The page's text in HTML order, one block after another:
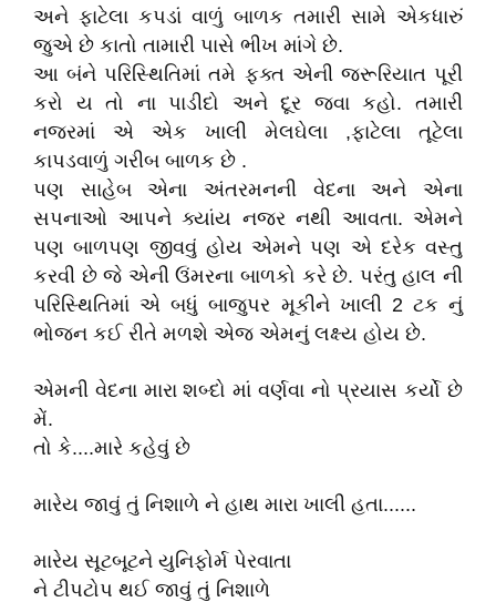
અને ફાટેલા કપડાં વાળું બાળક તમારી સામે એકધારું
જુએ છે કાતો તામારી પાસે ભીખ માંગે છે.
આ બંને પરિસ્થિતિમાં તમે ફક્ત એની જરૂરિયાત પૂરી
કરો ય તો ના પાડીદો અને દૂર જવા કહો. તમારી
નજરમાં એ એક ખાલી મેલઘેલા ,ફાટેલા તૂટેલા
કાપડવાળું ગરીબ બાળક છે .
પણ સાહેબ એના અંતરમનની વેદના અને એના
સપનાઓ આપને ક્યાંય નજર નથી આવતા. એમને
પણ બાળપણ જીવવું હોય એમને પણ એ દરેક વસ્તુ
કરવી છે જે એની ઉંમરના બાળકો કરે છે. પરંતુ હાલ ની
પરિસ્થિતિમાં એ બધું બાજુપર મૂકીને ખાલી 2 ટક નું
ભોજન કઈ રીતે મળશે એજ એમનું લક્ષ્ય હોય છે.
એમની વેદના મારા શબ્દો માં વર્ણવા નો પ્રયાસ કર્યો છે
મેં.
તો કે....મારે કહેવું છે
મારેય જાવું તું નિશાળે ને હાથ મારા ખાલી હતા......
મારેય સૂટબૂટને યુનિફોર્મ પેરવાતા
ને ટીપટોપ થઈ જાવું તું નિશાળે